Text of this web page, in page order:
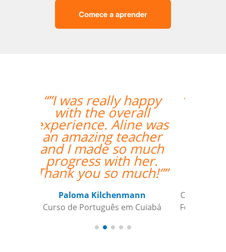
Comece a aprender
“” Destaco o trabalho
do Professor Enrico,
que sempre foi
extremamente
pontual.””
Reginaldo Pontirolli
Curso de Italiano em Guarulhos,
Commander (Colonel), Brazilian Air
Force Base, São Paulo (Força Aérea